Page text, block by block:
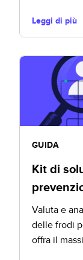
Leggi di più
GUIDA
Kit di
Valuta e
delle frodi
offra il